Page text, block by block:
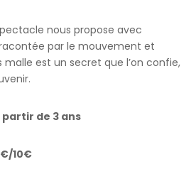
nous propose avec
par le mouvement et
malle est un secret que l’on confie,
de 3 ans
10€